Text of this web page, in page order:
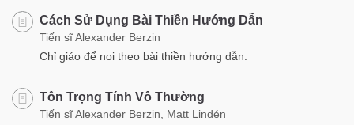
Cách Sử Dụng Bài Thiền Hướng Dẫn
Tiến sĩ Alexander Berzin
Chỉ giáo để noi theo bài thiền hướng dẫn.
Tôn Trọng Tính Vô Thường
Tiến sĩ Alexander Berzin, Matt Lindén